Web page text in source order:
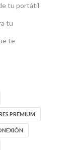
tu portátil
tu
te
PREMIUM